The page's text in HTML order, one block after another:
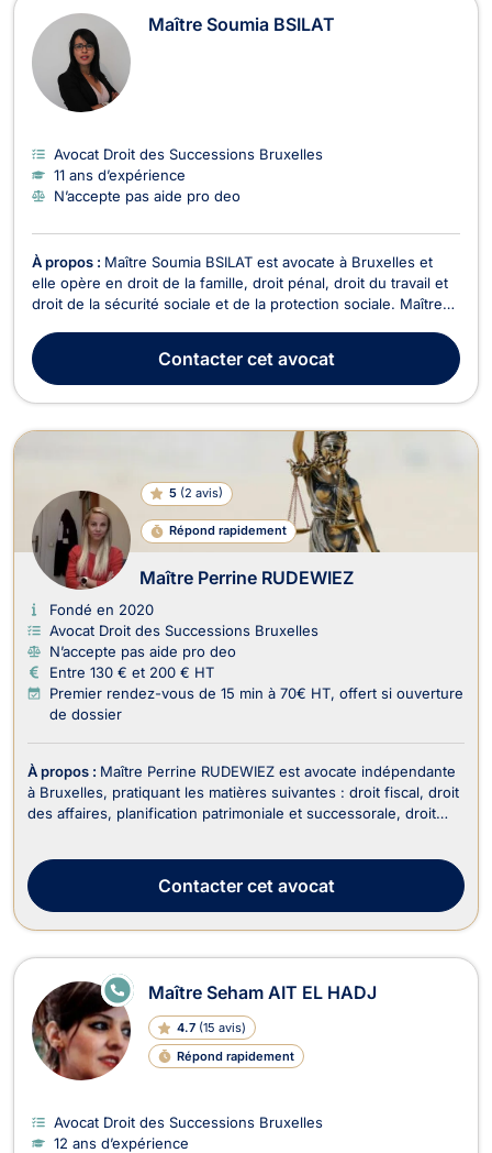
Maître Soumia BSILAT
Avocat Droit des Successions Bruxelles
11 ans d’expérience
N’accepte pas aide pro deo
À propos : Maître Soumia BSILAT est avocate à Bruxelles et
elle opère en droit de la famille, droit pénal, droit du travail et
droit de la sécurité sociale et de la protection sociale. Maître
dans votre procédure de divorce, de liquidation d’indivision ou
encore de constituti...Contactercet avocat
5 (2 avis)
Répond rapidement
Maître Perrine RUDEWIEZ
Fondé en 2020
Avocat Droit des Successions Bruxelles
N’accepte pas aide pro deo
Entre 130 € et 200 € HT
Premier rendez-vous de 15 min à 70€ HT, offert si ouverture
de dossier
À propos : Maître Perrine RUDEWIEZ est avocate indépendante
à Bruxelles, pratiquant les matières suivantes : droit fiscal, droit
des affaires, planification patrimoniale et successorale, droit
service de ses clients pou...
Contactercet avocat
Maître Seham AIT EL HADJ
4.7 (15 avis)
Répond rapidement
E
N
LI
G
N
E
Avocat Droit des Successions Bruxelles
12 ans d’expérience